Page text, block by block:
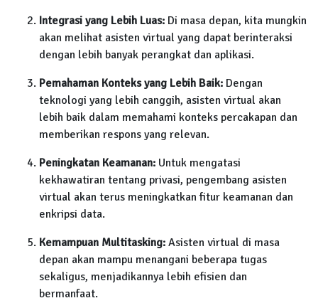
Integrasi yang Lebih Luas: Di masa depan, kita mungkin
akan melihat asisten virtual yang dapat berinteraksi
dengan lebih banyak perangkat dan aplikasi.
Pemahaman Konteks yang Lebih Baik: Dengan
teknologi yang lebih canggih, asisten virtual akan
lebih baik dalam memahami konteks percakapan dan
memberikan respons yang relevan.
Peningkatan Keamanan: Untuk mengatasi
kekhawatiran tentang privasi, pengembang asisten
virtual akan terus meningkatkan fitur keamanan dan
enkripsi data.
Kemampuan Multitasking: Asisten virtual di masa
depan akan mampu menangani beberapa tugas
sekaligus, menjadikannya lebih efisien dan
bermanfaat.